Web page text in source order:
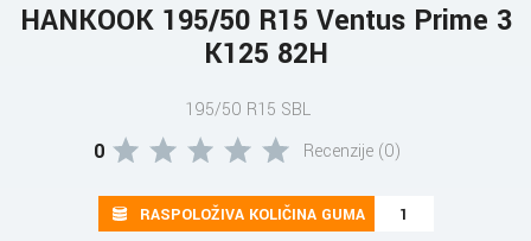
HANKOOK 195/50 R15 Ventus Prime 3
K125 82H
195/50 R15 SBL
0 Recenzije (0)
RASPOLOŽIVA KOLIČINA GUMA 1